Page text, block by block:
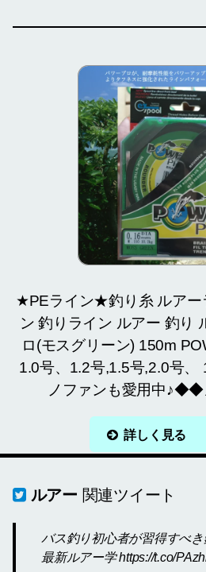
★PEライン★釣り糸 ルアー
ン 釣りライン ルアー 釣り
ロ(モスグリーン) 150m
1.0号、1.2号,1.5号,2.0号、
ノファンも愛用中♪◆◆
詳しく見る
ルアー 関連ツイート
バス釣り初心者が習得すべ
最新ルアー学 https://t.co/